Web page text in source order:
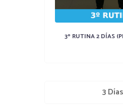
3º RUTINA 2 DÍAS
3 Días